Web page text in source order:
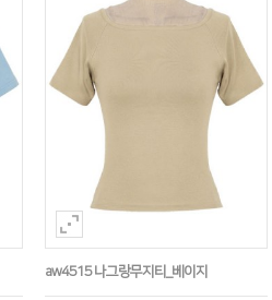
aw4515 나그랑무지티_베이지